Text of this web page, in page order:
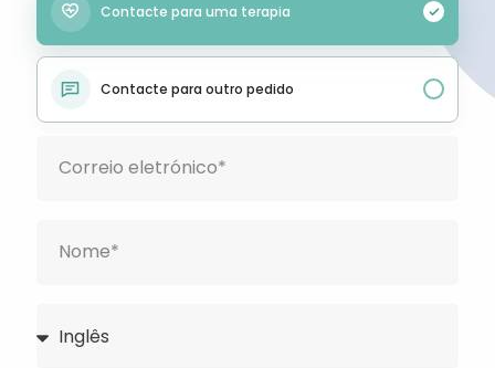
Contacte para uma terapia
Contacte para outro pedido